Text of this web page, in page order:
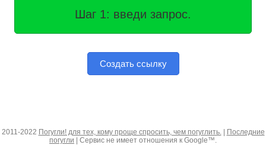
Шаг 1: введи запрос.
Создать ссылку
2011-2022 Погугли! для тех, кому проще спросить, чем погуглить.|
Последние
погугли | Сервис не имеет отношения к Google™.